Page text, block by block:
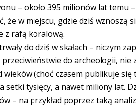
– około 395 milionów lat temu
w miejscu, gdzie dziś wznoszą
z rafą koralową.
do dziś w skałach – niczym
do archeologii, nie
(choć czasem publikuje się
setki tysięcy, a nawet miliony lat.
– na przykład poprzez taką